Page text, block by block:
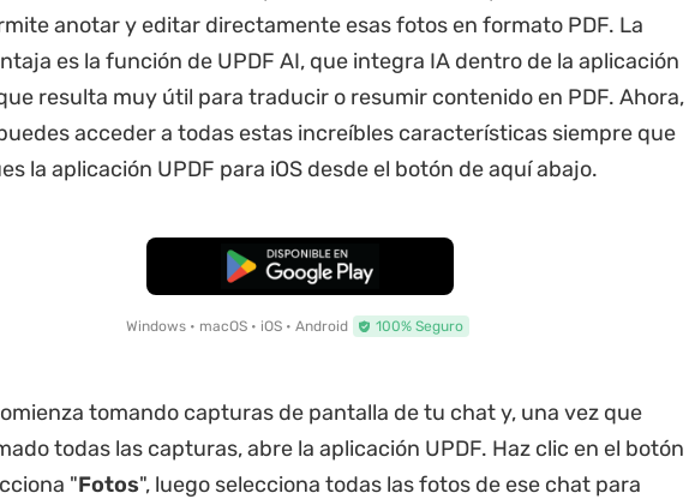
anotar y editar directamente esas fotos en formato PDF. La
es la función de UPDF AI, que integra IA dentro de la aplicación
resulta muy útil para traducir o resumir contenido en PDF. Ahora,
acceder a todas estas increíbles características siempre que
la aplicación UPDF para iOS desde el botón de aquí abajo.
Descarga Gratuita
Windows • macOS • iOS • Android 100% Seguro
tomando capturas de pantalla de tu chat y, una vez que
todas las capturas, abre la aplicación UPDF. Haz clic en el botón
"Fotos", luego selecciona todas las fotos de ese chat para